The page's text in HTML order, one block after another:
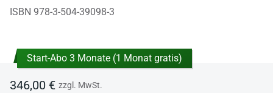
ISBN 978-3-504-39098-3
Start-Abo 3 Monate (1 Monat gratis)
346,00 € zzgl. MwSt.